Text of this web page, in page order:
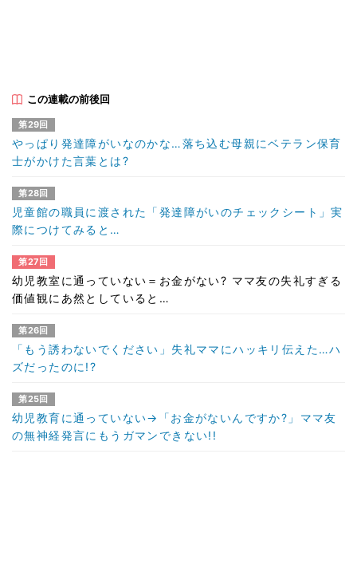
この連載の前後回
第29回
やっぱり発達障がいなのかな…落ち込む母親にベテラン保育
士がかけた言葉とは?
第28回
児童館の職員に渡された「発達障がいのチェックシート」実
際につけてみると…
第27回
幼児教室に通っていない＝お金がない? ママ友の失礼すぎる
価値観にあ然としていると…
第26回
「もう誘わないでください」失礼ママにハッキリ伝えた…ハ
ズだったのに!?
第25回
幼児教育に通っていない→「お金がないんですか?」ママ友
の無神経発言にもうガマンできない!!